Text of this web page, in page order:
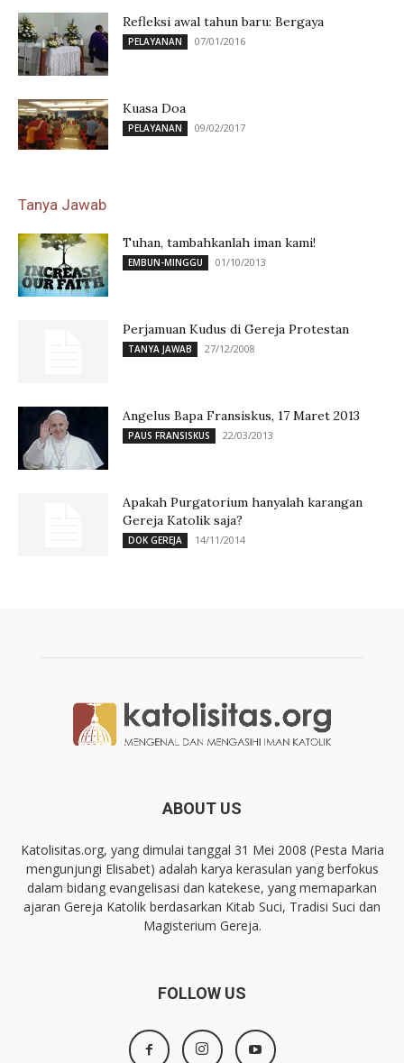
Refleksi awal tahun baru: Bergaya
PELAYANAN 07/01/2016
Kuasa Doa
PELAYANAN 09/02/2017
Tanya Jawab
Tuhan, tambahkanlah iman kami!
EMBUN-MINGGU 01/10/2013
Perjamuan Kudus di Gereja Protestan
TANYA JAWAB 27/12/2008
Angelus Bapa Fransiskus, 17 Maret 2013
PAUS FRANSISKUS 22/03/2013
Apakah Purgatorium hanyalah karangan
Gereja Katolik saja?
DOK GEREJA 14/11/2014
ABOUT US
Katolisitas.org, yang dimulai tanggal 31 Mei 2008 (Pesta Maria
mengunjungi Elisabet) adalah karya kerasulan yang berfokus
dalam bidang evangelisasi dan katekese, yang memaparkan
ajaran Gereja Katolik berdasarkan Kitab Suci, Tradisi Suci dan
Magisterium Gereja.
FOLLOW US